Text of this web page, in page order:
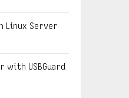
Linux Server
with USBGuard